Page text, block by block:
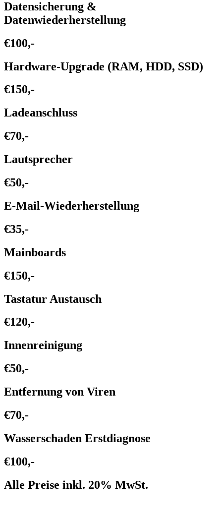
Datensicherung &
Datenwiederherstellung
€100,-
Hardware-Upgrade (RAM, HDD, SSD)
€150,-
Ladeanschluss
€70,-
Lautsprecher
€50,-
E-Mail-Wiederherstellung
€35,-
Mainboards
€150,-
Tastatur Austausch
€120,-
Innenreinigung
€50,-
Entfernung von Viren
€70,-
Wasserschaden Erstdiagnose
€100,-
Alle Preise inkl. 20% MwSt.